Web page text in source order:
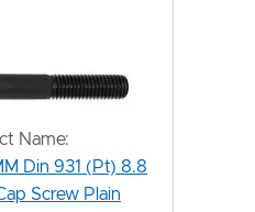
Name:
Din 931 (Pt) 8.8
Screw Plain